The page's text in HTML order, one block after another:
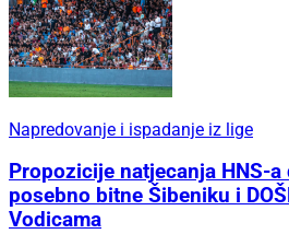
Napredovanje i ispadanje iz lige
Propozicije natjecanja HNS-
posebno bitne Šibeniku i
Vodicama